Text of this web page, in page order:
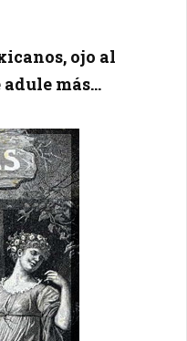
ojo al
más...